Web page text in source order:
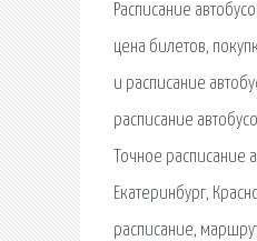
Расписание
цена билетов,
и расписание
расписание
Точное
Екатеринбург,
расписание,